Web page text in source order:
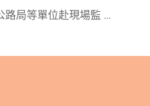
路局等單位赴現場監 ...